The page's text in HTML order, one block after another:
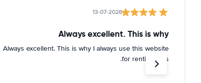
13-07-2026
Always excellent. This is why
Always excellent. This is why I always use this website
for renting cars.